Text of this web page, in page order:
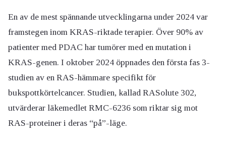
En av de mest spännande utvecklingarna under 2024 var
framstegen inom KRAS-riktade terapier. Över 90% av
patienter med PDAC har tumörer med en mutation i
KRAS-genen. I oktober 2024 öppnades den första fas 3-
studien av en RAS-hämmare specifikt för
bukspottkörtelcancer. Studien, kallad RASolute 302,
utvärderar läkemedlet RMC-6236 som riktar sig mot
RAS-proteiner i deras “på”-läge.